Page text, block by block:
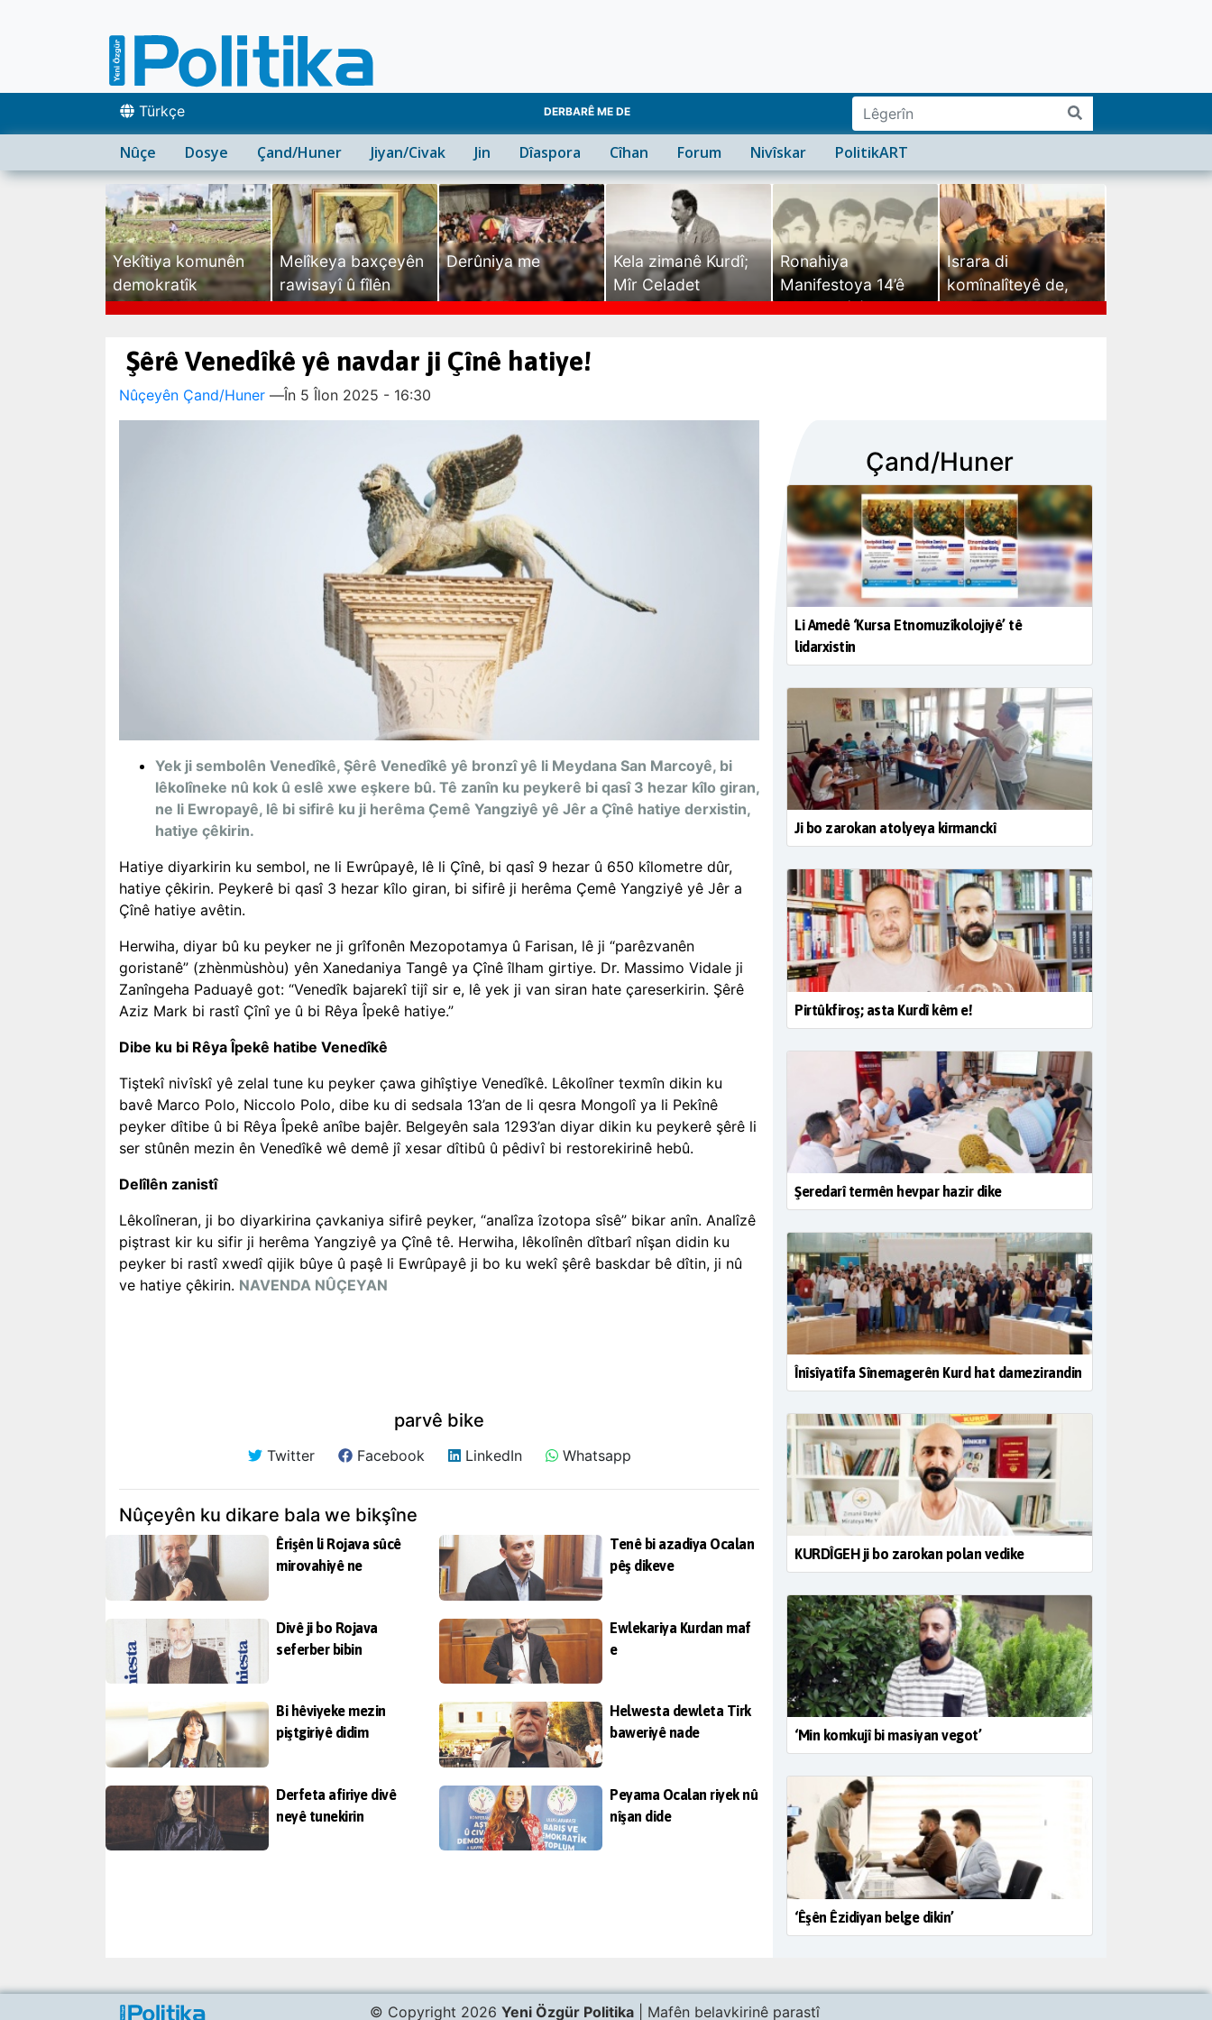
Türkçe DERBARÊ ME DE
Nûçe Dosye Çand/Huner Jiyan/Civak Jin Dîaspora Cîhan Forum Nivîskar PolitikART
Yekîtiya komunên
demokratîk
Melîkeya baxçeyên
rawisayî û fîlên
Derûniya me
Kela zimanê Kurdî;
Mîr Celadet
Ronahiya
Manifestoya 14’ê
Israra di
komînalîteyê de,
Şêrê Venedîkê yê navdar ji Çînê hatiye!
Nûçeyên Çand/Huner —În 5 Îlon 2025 - 16:30
Yek ji sembolên Venedîkê, Şêrê Venedîkê yê bronzî yê li Meydana San Marcoyê, bi
lêkolîneke nû kok û eslê xwe eşkere bû. Tê zanîn ku peykerê bi qasî 3 hezar kîlo giran,
ne li Ewropayê, lê bi sifirê ku ji herêma Çemê Yangziyê yê Jêr a Çînê hatiye derxistin,
hatiye çêkirin.
Hatiye diyarkirin ku sembol, ne li Ewrûpayê, lê li Çînê, bi qasî 9 hezar û 650 kîlometre dûr,
hatiye çêkirin. Peykerê bi qasî 3 hezar kîlo giran, bi sifirê ji herêma Çemê Yangziyê yê Jêr a
Çînê hatiye avêtin.
Herwiha, diyar bû ku peyker ne ji grîfonên Mezopotamya û Farisan, lê ji “parêzvanên
goristanê” (zhènmùshòu) yên Xanedaniya Tangê ya Çînê îlham girtiye. Dr. Massimo Vidale ji
Zanîngeha Paduayê got: “Venedîk bajarekî tijî sir e, lê yek ji van siran hate çareserkirin. Şêrê
Aziz Mark bi rastî Çînî ye û bi Rêya Îpekê hatiye.”
Dibe ku bi Rêya Îpekê hatibe Venedîkê
Tiştekî nivîskî yê zelal tune ku peyker çawa gihîştiye Venedîkê. Lêkolîner texmîn dikin ku
bavê Marco Polo, Niccolo Polo, dibe ku di sedsala 13’an de li qesra Mongolî ya li Pekînê
peyker dîtibe û bi Rêya Îpekê anîbe bajêr. Belgeyên sala 1293’an diyar dikin ku peykerê şêrê li
ser stûnên mezin ên Venedîkê wê demê jî xesar dîtibû û pêdivî bi restorekirinê hebû.
Delîlên zanistî
Lêkolîneran, ji bo diyarkirina çavkaniya sifirê peyker, “analîza îzotopa sîsê” bikar anîn. Analîzê
piştrast kir ku sifir ji herêma Yangziyê ya Çînê tê. Herwiha, lêkolînên dîtbarî nîşan didin ku
peyker bi rastî xwedî qijik bûye û paşê li Ewrûpayê ji bo ku wekî şêrê baskdar bê dîtin, ji nû
ve hatiye çêkirin. NAVENDA NÛÇEYAN
parvê bike
Twitter Facebook LinkedIn Whatsapp
Nûçeyên ku dikare bala we bikşîne
Êrişên li Rojava sûcê
mirovahiyê ne
Tenê bi azadiya Ocalan
pêş dikeve
Divê ji bo Rojava
seferber bibin
Ewlekariya Kurdan maf
e
Bi hêviyeke mezin
piştgiriyê didim
Helwesta dewleta Tirk
baweriyê nade
Derfeta afiriye divê
neyê tunekirin
Peyama Ocalan riyek nû
nîşan dide
Çand/Huner
Li Amedê ‘Kursa Etnomuzîkolojiyê’ tê
lidarxistin
Ji bo zarokan atolyeya kirmanckî
Pirtûkfiroş; asta Kurdî kêm e!
Şeredarî termên hevpar hazir dike
Înîsîyatîfa Sînemagerên Kurd hat damezirandin
KURDÎGEH ji bo zarokan polan vedike
‘Min komkujî bi masiyan vegot’
‘Êşên Êzidiyan belge dikin’
© Copyright 2026 Yeni Özgür Politika| Mafên belavkirinê parastî